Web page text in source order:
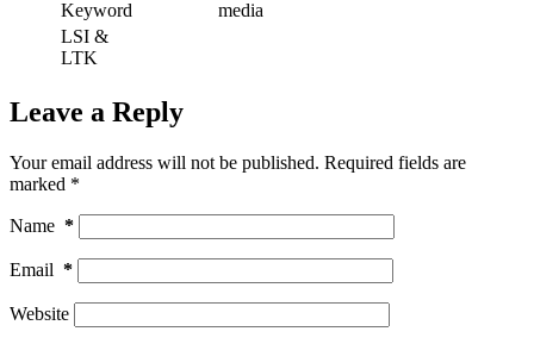
Keyword
media
LSI &
LTK
Leave a Reply
Your email address will not be published. Required fields are
marked *
Name *
Email *
Website